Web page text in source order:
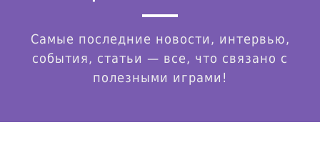
Самые последние новости, интервью,
события, статьи — все, что связано с
полезными играми!